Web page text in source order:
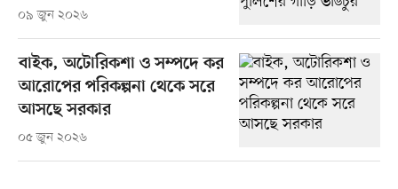
০৯ জুন ২০২৬
বাইক, অটোরিকশা ও সম্পদে কর
আরোপের পরিকল্পনা থেকে সরে
আসছে সরকার
০৫ জুন ২০২৬